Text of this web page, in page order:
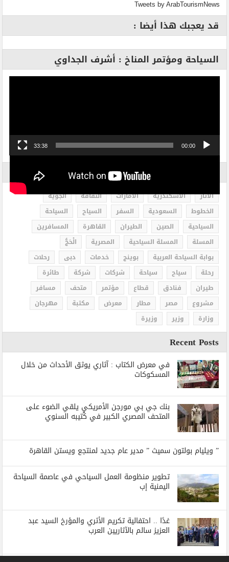
Tweets by ArabTourismNews
قد يعجبك هذا أيضا :
السياحة ومؤتمر المناخ : أشرف الجداوي
00:00
33:38
الاثار الاسكندرية الامارات الثقافة
الجوية
الخطوط
السعودية السفر السياح
السياحة
السياحية
الصين الطيران القاهرة
المسافرين
المسلة
المسلة السياحية المصرية
الْحَجُّ
بوابة السياحة العربية
بوينج خدمات دبى
رحلات
رحلة
سياح سياحة شركات شركة
طائرة
طيران
فنادق قطاع مؤتمر متحف
مسافر
مشروع
مصر مطار معرض مكتبة
مهرجان
وزارة
وزير وزيرة
Recent Posts
في معرض الكتاب : آثاري يوثق الأحداث من خلال
المسكوكات
بنك جي بي مورجن الأمريكي يلقي الضوء على
المتحف المصري الكبير في كُتيبه السنوي
” ويليام بولتون سميث ” مدير عام جديد لمنتجع ويستن القاهرة
تطوير منظومة العمل السياحي في عاصمة السياحة
اليمنية إب
غدًا .. احتفالية تكريم الأثري والمؤرخ السيد عبد
العزيز سالم بالآثاريين العرب